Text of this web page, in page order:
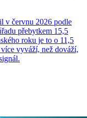
v červnu 2026 podle
přebytkem 15,5
roku je to o 11,5
vyváží, než dováží,